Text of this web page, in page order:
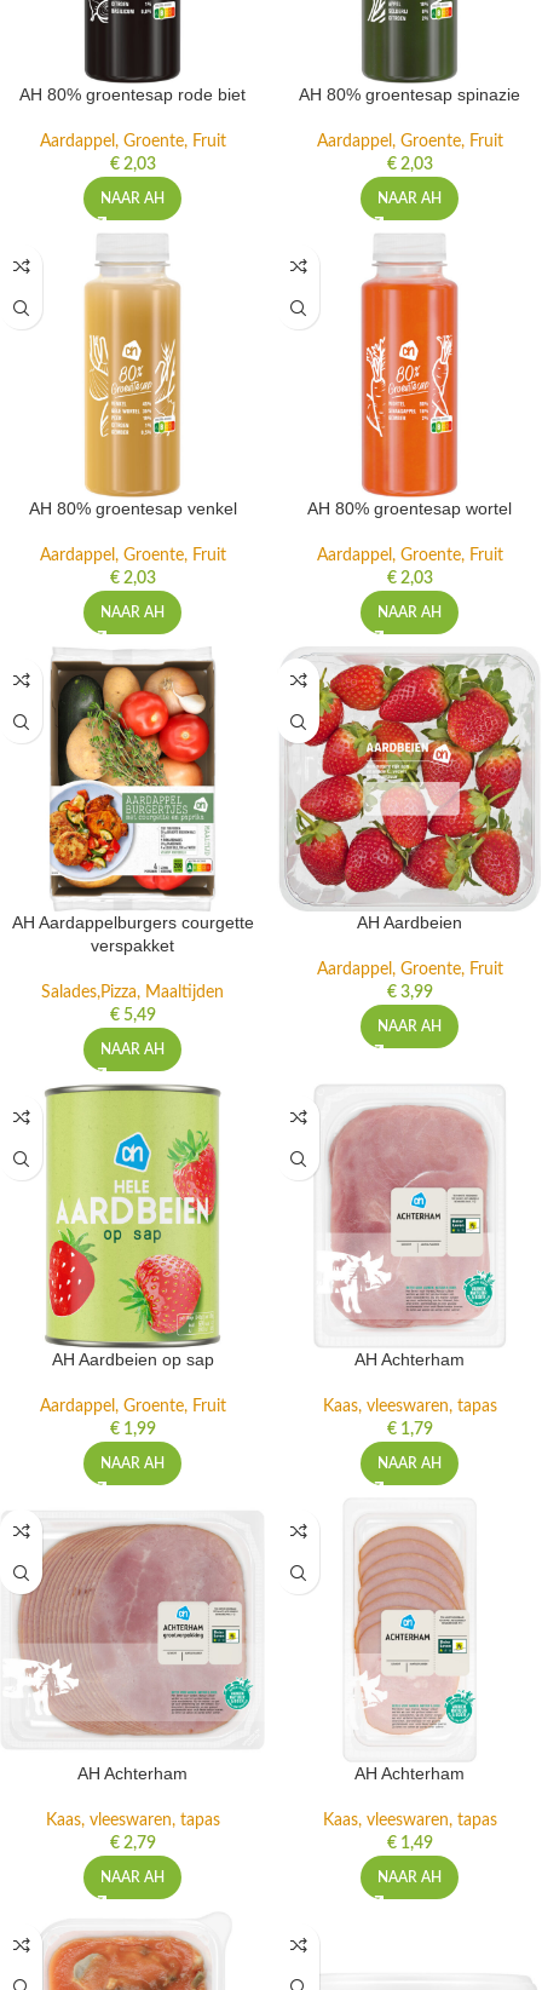
AH 80% groentesap rode biet
Aardappel, Groente, Fruit
€2,03
NAAR AH
AH 80% groentesap spinazie
Aardappel, Groente, Fruit
€2,03
NAAR AH
AH 80% groentesap venkel
Aardappel, Groente, Fruit
€2,03
NAAR AH
AH 80% groentesap wortel
Aardappel, Groente, Fruit
€2,03
NAAR AH
AH Aardappelburgers courgette
verspakket
Salades,Pizza, Maaltijden
€5,49
NAAR AH
AH Aardbeien
Aardappel, Groente, Fruit
€3,99
NAAR AH
AH Aardbeien op sap
Aardappel, Groente, Fruit
€1,99
NAAR AH
AH Achterham
Kaas, vleeswaren, tapas
€1,79
NAAR AH
AH Achterham
Kaas, vleeswaren, tapas
€2,79
NAAR AH
AH Achterham
Kaas, vleeswaren, tapas
€1,49
NAAR AH